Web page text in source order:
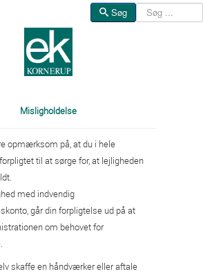
Søg Søg
Misligholdelse
opmærksom på, at du i hele
til at sørge for, at lejligheden
med indvendig
går din forpligtelse ud på at
om behovet for
skaffe en håndværker eller aftale